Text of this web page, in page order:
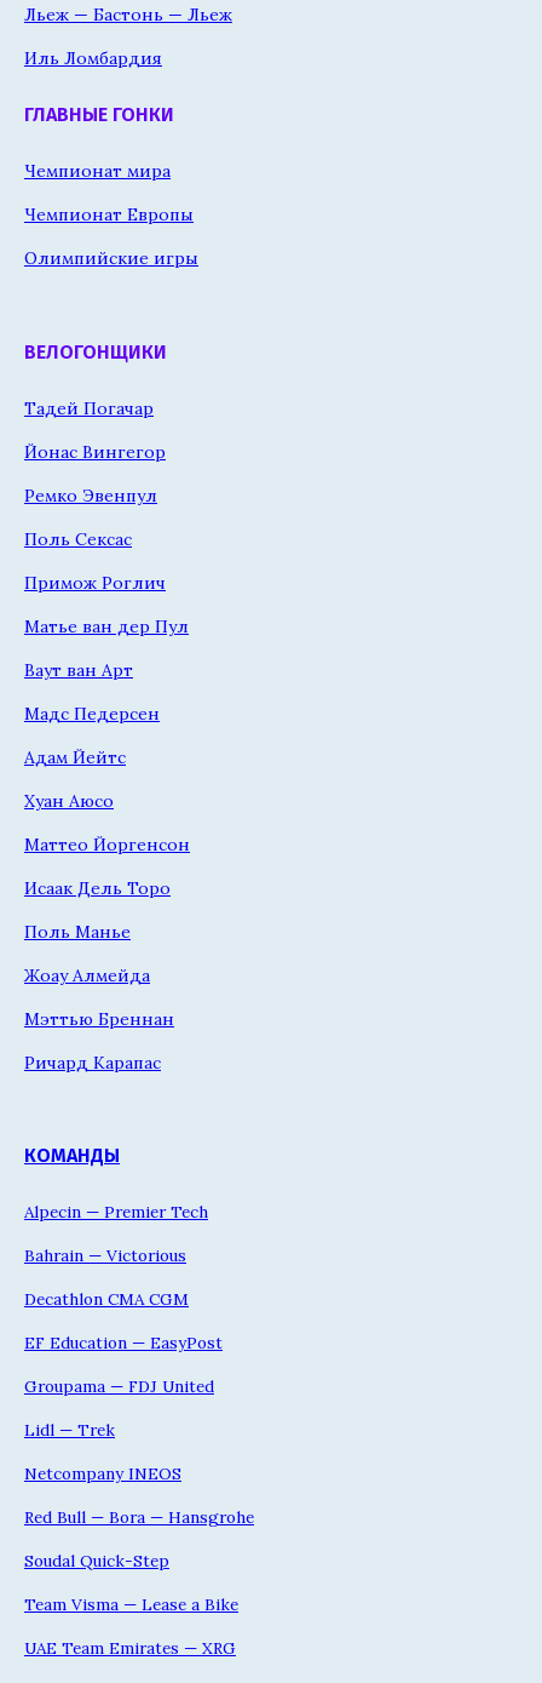
Льеж — Бастонь — Льеж
Иль Ломбардия
ГЛАВНЫЕ ГОНКИ
Чемпионат мира
Чемпионат Европы
Олимпийские игры
ВЕЛОГОНЩИКИ
Тадей Погачар
Йонас Вингегор
Ремко Эвенпул
Поль Сексас
Примож Роглич
Матье ван дер Пул
Ваут ван Арт
Мадс Педерсен
Адам Йейтс
Хуан Аюсо
Маттео Йоргенсон
Исаак Дель Торо
Поль Манье
Жоау Алмейда
Мэттью Бреннан
Ричард Карапас
КОМАНДЫ
Alpecin — Premier Tech
Bahrain — Victorious
Decathlon CMA CGM
EF Education — EasyPost
Groupama — FDJ United
Lidl — Trek
Netcompany INEOS
Red Bull — Bora — Hansgrohe
Soudal Quick-Step
Team Visma — Lease a Bike
UAE Team Emirates — XRG